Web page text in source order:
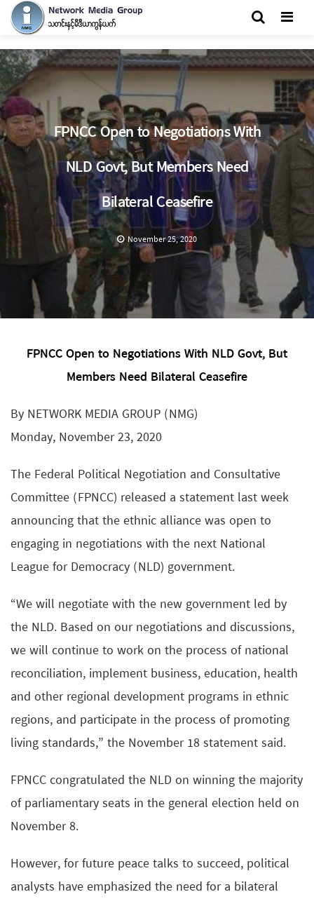
FPNCC Open to Negotiations With
NLD Govt, But Members Need
Bilateral Ceasefire
November 25, 2020
FPNCC Open to Negotiations With NLD Govt, But
Members Need Bilateral Ceasefire
By NETWORK MEDIA GROUP (NMG)
Monday, November 23, 2020
The Federal Political Negotiation and Consultative
Committee (FPNCC) released a statement last week
announcing that the ethnic alliance was open to
engaging in negotiations with the next National
League for Democracy (NLD) government.
“We will negotiate with the new government led by
the NLD. Based on our negotiations and discussions,
we will continue to work on the process of national
reconciliation, implement business, education, health
and other regional development programs in ethnic
regions, and participate in the process of promoting
living standards,” the November 18 statement said.
FPNCC congratulated the NLD on winning the majority
of parliamentary seats in the general election held on
November 8.
However, for future peace talks to succeed, political
analysts have emphasized the need for a bilateral